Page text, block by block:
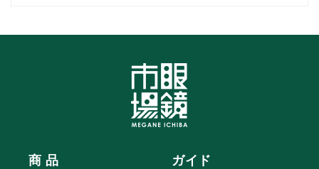
商 品 ガイド